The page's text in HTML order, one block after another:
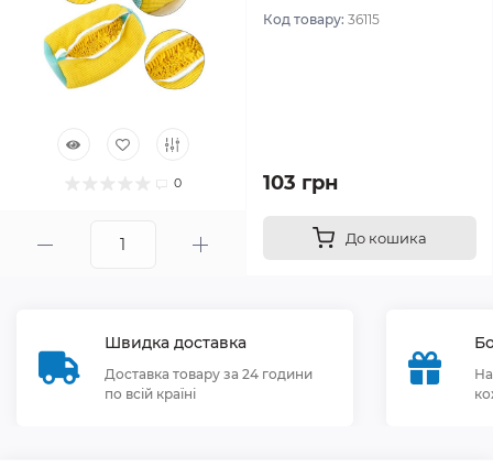
0
Код товару: 36115
103 грн
До кошика
Швидка доставка
Доставка товару за 24 години
по всій країні